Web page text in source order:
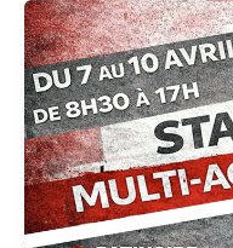
STAGE
Avril
MULTI-
ACTIVITÉS
U9/U11/U13
débutants